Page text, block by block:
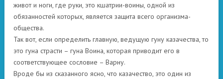
живот и ноги, где руки, это кшатрии-воины, одной из
обязанностей которых, является защита всего организма-
общества.
Так вот, если определить главную, ведущую гуну казачества, то
это гуна страсти – гуна Воина, которая приводит его в
соответствующее сословие – Варну.
Вроде бы из сказанного ясно, что казачество, это один из